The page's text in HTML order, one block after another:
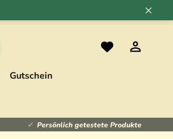
×
Gutschein
Persönlich getestete Produkte